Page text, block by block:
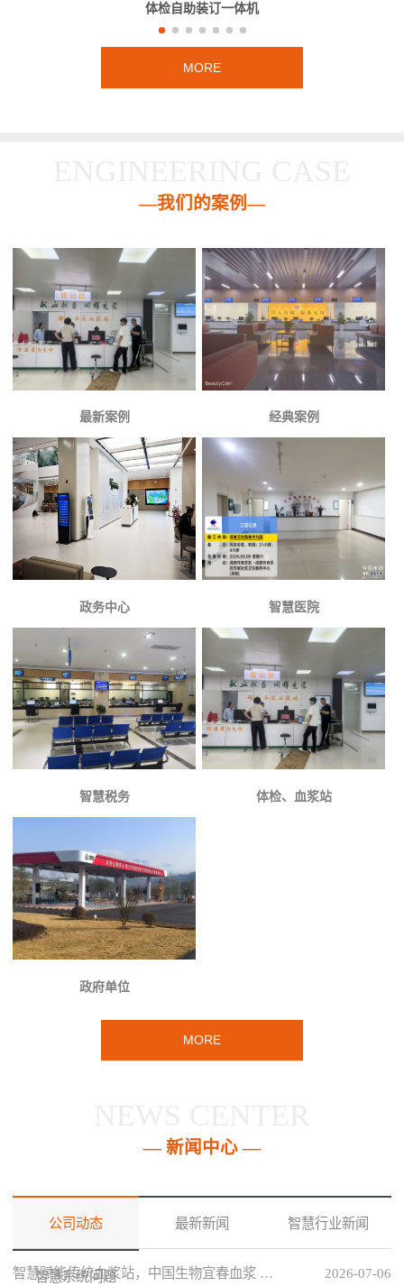
体检自助装订一体机
MORE
—我们的案例—
最新案例 经典案例
政务中心 智慧医院
智慧税务 体检、血浆站
政府单位
MORE
— 新闻中心 —
公司动态 最新新闻 智慧行业新闻
智慧系统问题 2026-07-06
智慧赋能传统血浆站，中国生物宜春血浆 …